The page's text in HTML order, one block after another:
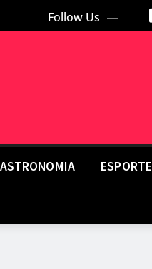
Follow Us
ESPORTE